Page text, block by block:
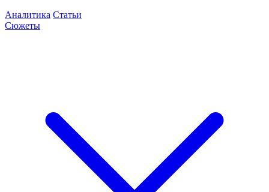
Аналитика Статьи
Сюжеты